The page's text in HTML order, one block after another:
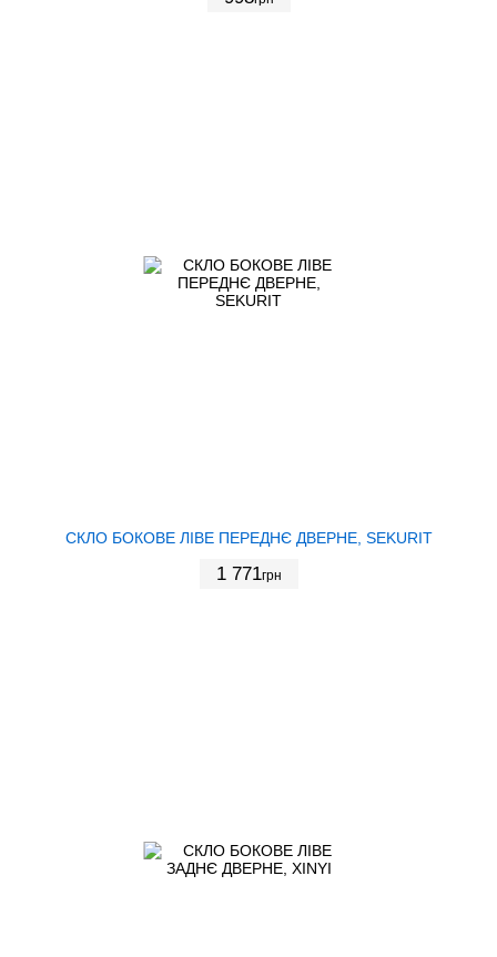
СКЛО БОКОВЕ ЛІВЕ ПЕРЕДНЄ ДВЕРНЕ, SEKURIT
1 771грн